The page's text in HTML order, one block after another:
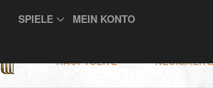
SPIELE MEIN KONTO
HAUPTSEITE